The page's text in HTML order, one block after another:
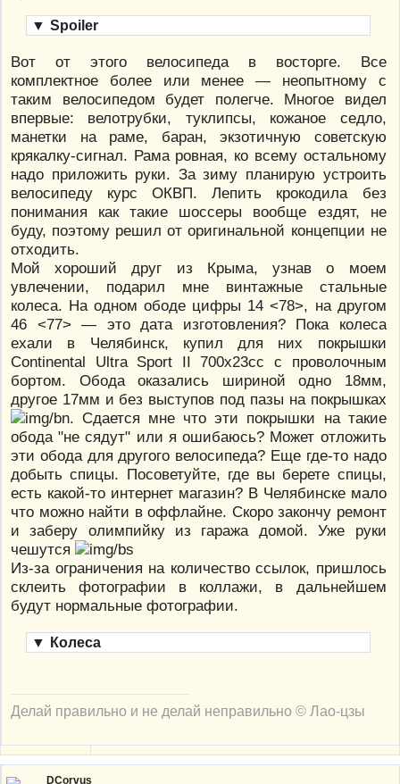
▼ Spoiler
Вот от этого велосипеда в восторге. Все
комплектное более или менее — неопытному с
таким велосипедом будет полегче. Многое видел
впервые: велотрубки, туклипсы, кожаное седло,
манетки на раме, баран, экзотичную советскую
крякалку-сигнал. Рама ровная, ко всему остальному
надо приложить руки. За зиму планирую устроить
велосипеду курс ОКВП. Лепить крокодила без
понимания как такие шоссеры вообще ездят, не
буду, поэтому решил от оригинальной концепции не
отходить.
Мой хороший друг из Крыма, узнав о моем
увлечении, подарил мне винтажные стальные
колеса. На одном ободе цифры 14 <78>, на другом
46 <77> — это дата изготовления? Пока колеса
ехали в Челябинск, купил для них покрышки
Continental Ultra Sport II 700x23cc с проволочным
бортом. Обода оказались шириной одно 18мм,
другое 17мм и без выступов под пазы на покрышках
. Сдается мне что эти покрышки на такие
обода "не сядут" или я ошибаюсь? Может отложить
эти обода для другого велосипеда? Еще где-то надо
добыть спицы. Посоветуйте, где вы берете спицы,
есть какой-то интернет магазин? В Челябинске мало
что можно найти в оффлайне. Скоро закончу ремонт
и заберу олимпийку из гаража домой. Уже руки
чешутся
Из-за ограничения на количество ссылок, пришлось
склеить фотографии в коллажи, в дальнейшем
будут нормальные фотографии.
▼ Колеса
Делай правильно и не делай неправильно © Лао-цзы
DCorvus